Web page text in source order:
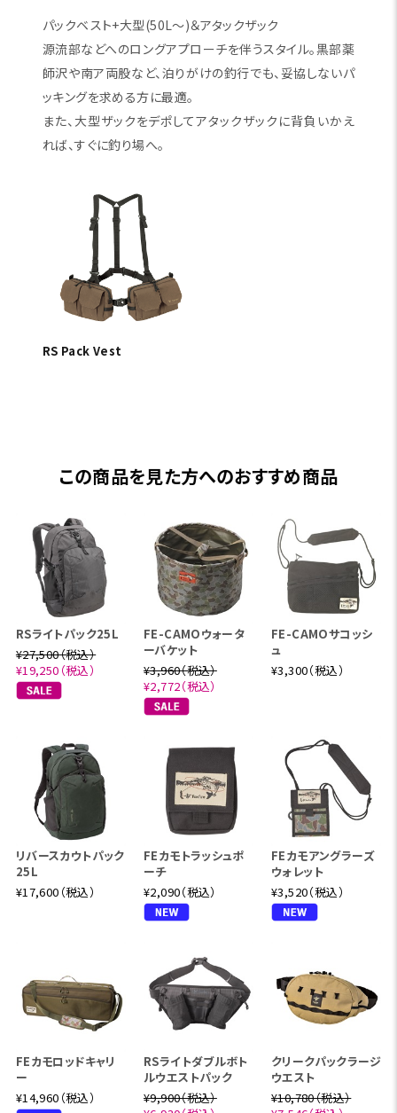
パックベスト+大型(50L～)＆アタックザック
源流部などへのロングアプローチを伴うスタイル。黒部薬
師沢や南ア両股など、泊りがけの釣行でも、妥協しないパ
ッキングを求める方に最適。
また、大型ザックをデポしてアタックザックに背負いかえ
れば、すぐに釣り場へ。
RS Pack Vest
この商品を見た方へのおすすめ商品
RSライトパック25L
¥27,500（税込）
¥19,250（税込）
FE-CAMOウォータ
ーバケット
¥3,960（税込）
¥2,772（税込）
FE-CAMOサコッシ
ュ
¥3,300（税込）
リバースカウトパック
25L
¥17,600（税込）
FEカモトラッシュポ
ーチ
¥2,090（税込）
FEカモアングラーズ
ウォレット
¥3,520（税込）
FEカモロッドキャリ
ー
¥14,960（税込）
RSライトダブルボト
ルウエストパック
¥9,900（税込）
クリークパックラージ
ウエスト
¥10,780（税込）